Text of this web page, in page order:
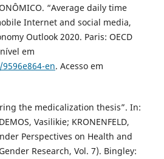
“Average daily time
Internet and social media,
Outlook 2020. Paris: OECD
em
en. Acesso em
the medicalization thesis”. In:
Vasilikie; KRONENFELD,
Perspectives on Health and
Research, Vol. 7). Bingley: